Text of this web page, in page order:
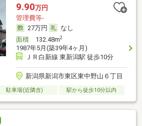
9.90万円
管理費等-
27万円
なし
面積132.48m2
1987年5月(築39年4ヶ月)
ＪＲ白新線 東新潟駅 徒歩10分
新潟県新潟市東区東中野山６丁目
駐車場(近隣含) 駅から徒歩10分以内